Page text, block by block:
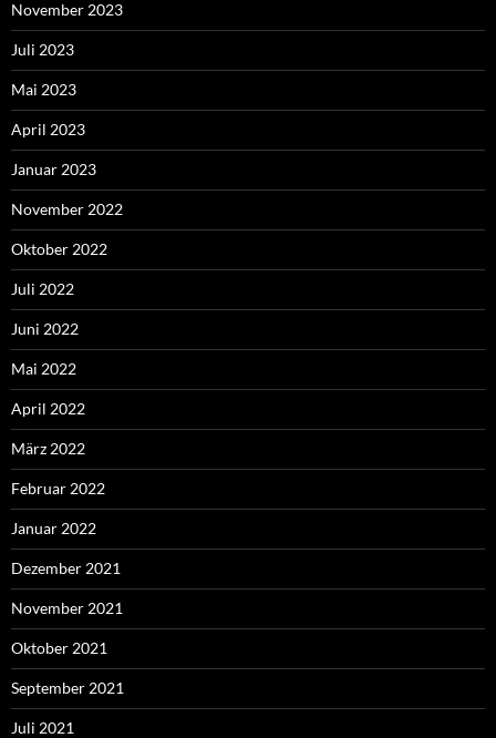
November 2023
Juli 2023
Mai 2023
April 2023
Januar 2023
November 2022
Oktober 2022
Juli 2022
Juni 2022
Mai 2022
April 2022
März 2022
Februar 2022
Januar 2022
Dezember 2021
November 2021
Oktober 2021
September 2021
Juli 2021